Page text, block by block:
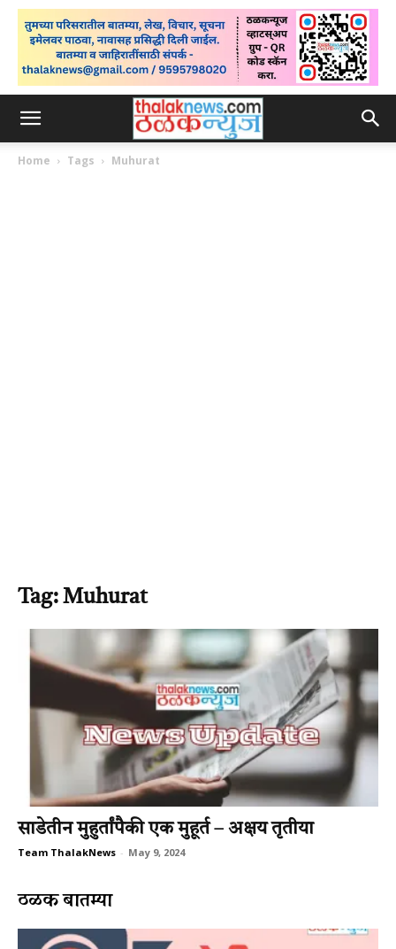
Home Tags Muhurat
Tag: Muhurat
साडेतीन मुहुर्तांपैकी एक मुहूर्त – अक्षय तृतीया
Team ThalakNews - May 9, 2024
ठळक बातम्या